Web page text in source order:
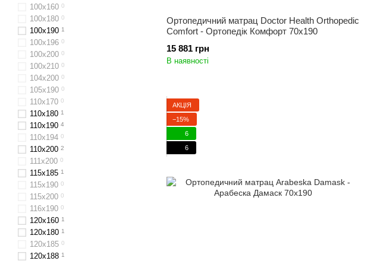
Ортопедичний матрац Doctor Health Orthopedic
Comfort - Ортопедік Комфорт 70x190
15 881 грн
В наявності
АКЦІЯ
−15%
6
6
100x160 0
100х180 0
100х190 1
100х196 0
100x200 0
100х210 0
104x200 0
105х190 0
110х170 0
110x180 1
110x190 4
110x194 0
110х200 2
111x200 0
115х185 1
115х190 0
115х200 0
116x190 0
120x160 1
120x180 1
120x185 0
120х188 1